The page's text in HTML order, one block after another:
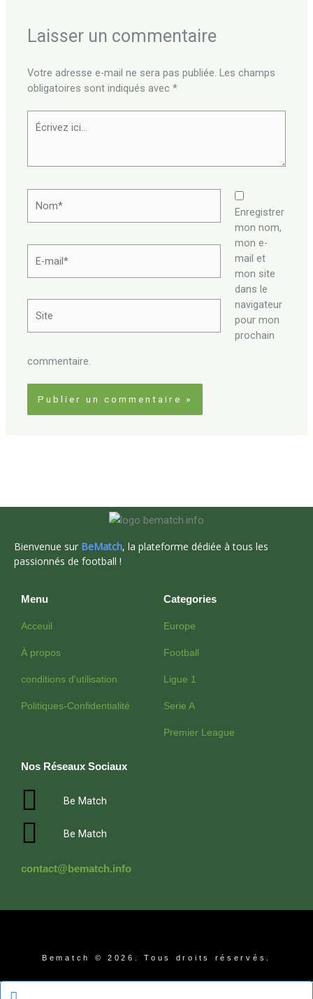
Laisser un commentaire
Votre adresse e-mail ne sera pas publiée. Les champs
obligatoires sont indiqués avec*
Écrivez
mail*
Enregistrer
mon nom,
mon e-
mail et
mon site
dans le
navigateur
pour mon
prochain
commentaire.
Bienvenue sur BeMatch, la plateforme dédiée à tous les
passionnés de football !
Menu
Acceuil
À propos
conditions d'utilisation
Politiques-Confidentialité
Categories
Europe
Football
Ligue 1
Serie A
Premier League
Nos Réseaux Sociaux
Be Match
Be Match
contact@bematch.info
Bematch © 2026. Tous droits réservés.